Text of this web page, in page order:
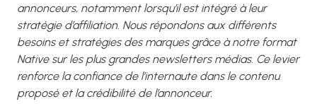
annonceurs, notamment lorsqu’il est intégré à leur
stratégie d’affiliation. Nous répondons aux différents
besoins et stratégies des marques grâce à notre format
Native sur les plus grandes newsletters médias. Ce levier
renforce la confiance de l’internaute dans le contenu
proposé et la crédibilité de l’annonceur.